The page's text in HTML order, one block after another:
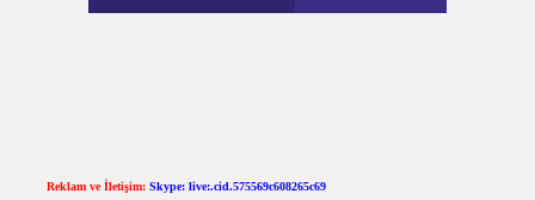
Reklam ve İletişim: Skype: live:.cid.575569c608265c69